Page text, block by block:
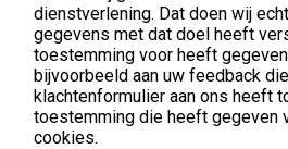
dienstverlening. Dat doen wij
gegevens met dat doel heeft
toestemming voor heeft
bijvoorbeeld aan uw feedback
klachtenformulier aan ons heeft
toestemming die heeft gegeven
cookies.